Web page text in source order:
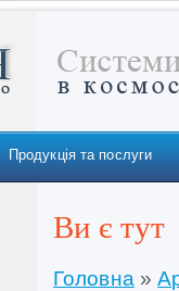
Продукція та послуги
Ви є тут
Головна »